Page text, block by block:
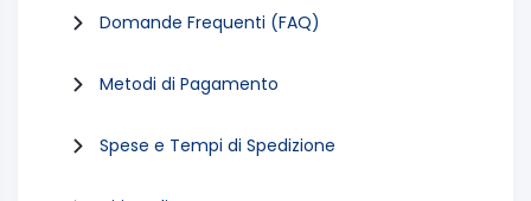
Domande Frequenti (FAQ)
Metodi di Pagamento
Spese e Tempi di Spedizione